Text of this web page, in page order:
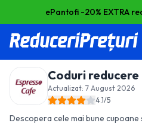
ePantofi -20% EXTRA
Coduri reducere
Actualizat: 7 August 2026
4.1/5
Descopera cele mai bune